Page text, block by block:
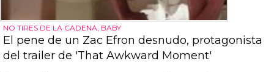
NO TIRES DE LA CADENA, BABY
El pene de un Zac Efron desnudo, protagonista
del trailer de 'That Awkward Moment'